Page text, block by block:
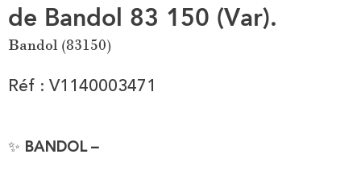
de Bandol 83 150 (Var).
Bandol (83150)
Réf : V1140003471
✨ BANDOL –